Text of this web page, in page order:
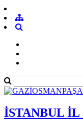
İSTANBUL